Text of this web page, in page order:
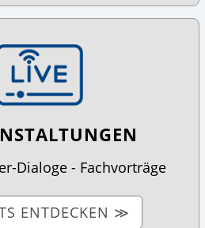
Dialoge - Fachvorträge
ENTDECKEN ≫